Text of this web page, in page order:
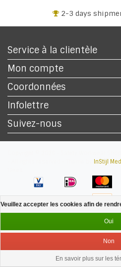
2-3 days
Service à la clientèle
Mon compte
Coordonnées
Infolettre
Suivez-nous
InStijl
Menu
Veuillez accepter les cookies afin de
Oui
Non
En savoir plus sur les